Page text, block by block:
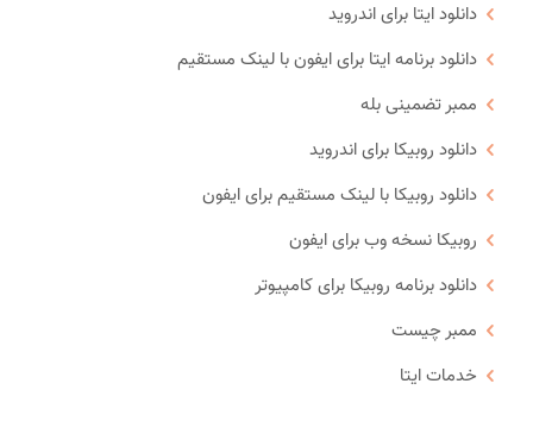
دانلود ایتا برای اندروید
دانلود برنامه ایتا برای ایفون با لینک مستقیم
ممبر تضمینی بله
دانلود روبیکا برای اندروید
دانلود روبیکا با لینک مستقیم برای ایفون
روبیکا نسخه وب برای ایفون
دانلود برنامه روبیکا برای کامپیوتر
ممبر چیست
خدمات ایتا